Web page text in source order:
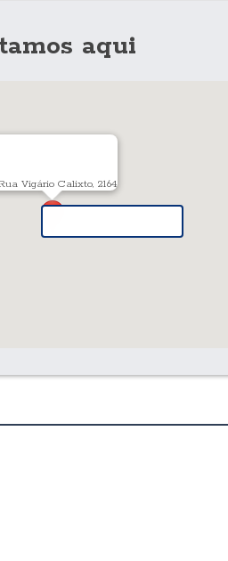
aqui
Vigário Calixto, 2164